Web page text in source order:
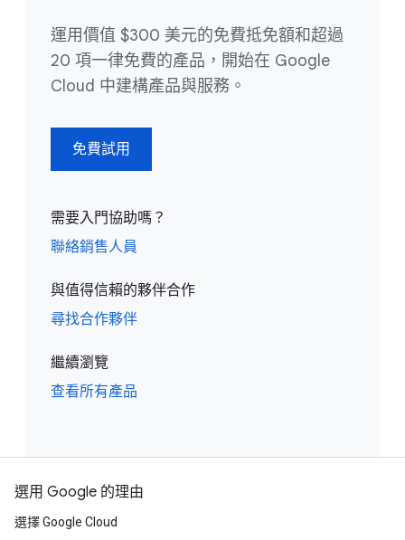
運用價值 $300 美元的免費抵免額和超過
20 項一律免費的產品，開始在 Google
Cloud 中建構產品與服務。
免費試用
需要入門協助嗎？
聯絡銷售人員
與值得信賴的夥伴合作
尋找合作夥伴
繼續瀏覽
查看所有產品
選用 Google 的理由
選擇 Google Cloud